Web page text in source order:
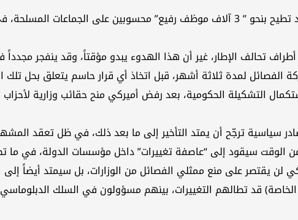
تؤكد تقارير اعلامية ان عاصفة تغييرات متوقعة في العراق قد تطيح بنحو ” 3 آلاف
أطراف تحالف الإطار، غير أن هذا الهدوء يبدو مؤقتاً، وقد ينفجر
لمدة ثلاثة أشهر، قبل اتخاذ أي قرار حاسم يتعلق بحل تلك
التشكيلة الحكومية، بعد رفض أميركي منح حقائب وزارية
سياسية ترجّح أن يمتد التأخير إلى ما بعد ذلك، في ظل تعقد
سيقود إلى “عاصفة تغييرات” داخل مؤسسات الدولة، في ما
لن يقتصر على منع ممثلي الفصائل من الوزارات، بل سيمتد أيضاً
(الدرجات الخاصة) قد تطالهم التغييرات، بينهم مسؤولون في السلك